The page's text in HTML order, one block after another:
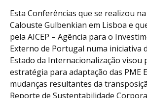
Esta Conferências que se realizou
Calouste Gulbenkian em Lisboa e
pela AICEP – Agência para o
Externo de Portugal numa iniciativa
Estado da Internacionalização visou
estratégia para adaptação das PME
mudanças resultantes da
Reporte de Sustentabilidade